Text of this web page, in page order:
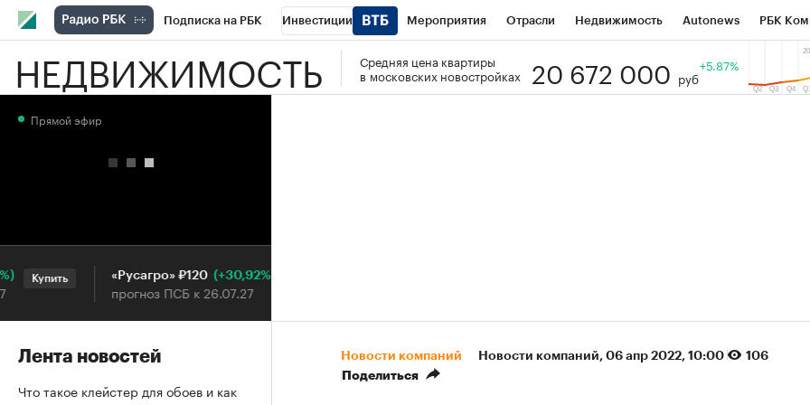
Подписка на РБК Инвестиции Мероприятия Отрасли Недвижимость Autonews РБК
РБК Вино Спорт Школа управления РБК РБК Образование Тренды
НЕДВИЖИМОСТЬ
Средняя цена квартиры
в московских новостройках
20 672 000 руб
+5.87%
Новости компаний Новости компаний⁠, 06 апр 2022, 10:00
106
Поделиться
Прямой эфир
Купить «Русагро» ₽120 (+30,92%)
прогноз ПСБ к 26.07.27
Купить
Лента новостей
Что такое клейстер для обоев и как